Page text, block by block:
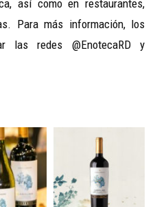
así como en restaurantes,
Para más información, los
las redes @EnotecaRD y